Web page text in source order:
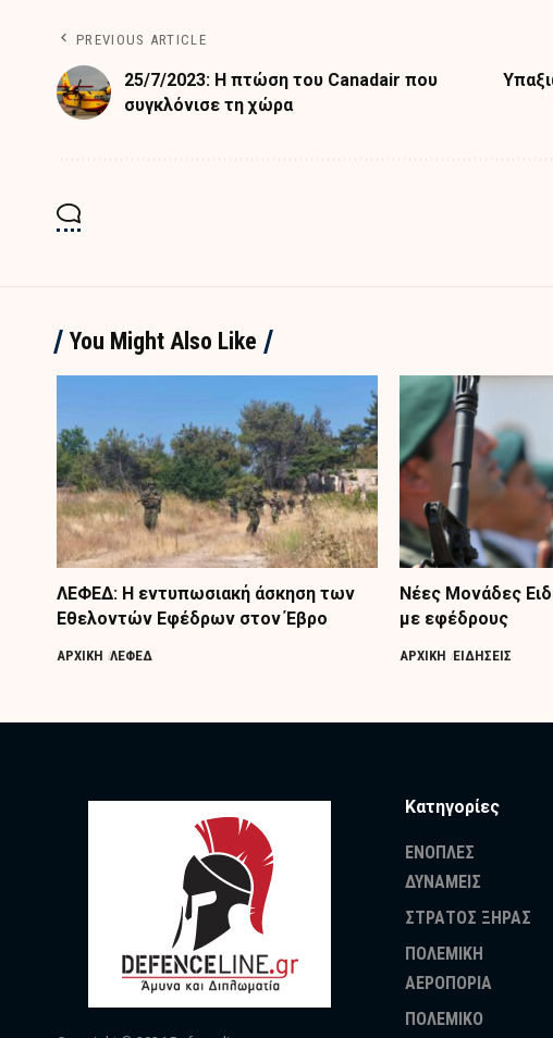
PREVIOUS ARTICLE
25/7/2023: Η πτώση του Canadair που
συγκλόνισε τη χώρα
You Might Also Like
ΛΕΦΕΔ: Η εντυπωσιακή άσκηση των
Εθελοντών Εφέδρων στον Έβρο
ΑΡΧΙΚΗ ΛΕΦΕΔ
Nέες Μονάδες
με εφέδρους
ΑΡΧΙΚΗ ΕΙΔΗΣΕΙΣ
Κατηγορίες
ΕΝΟΠΛΕΣ
ΔΥΝΑΜΕΙΣ
ΣΤΡΑΤΟΣ ΞΗΡΑΣ
ΠΟΛΕΜΙΚΗ
ΑΕΡΟΠΟΡΙΑ
ΠΟΛΕΜΙΚΟ